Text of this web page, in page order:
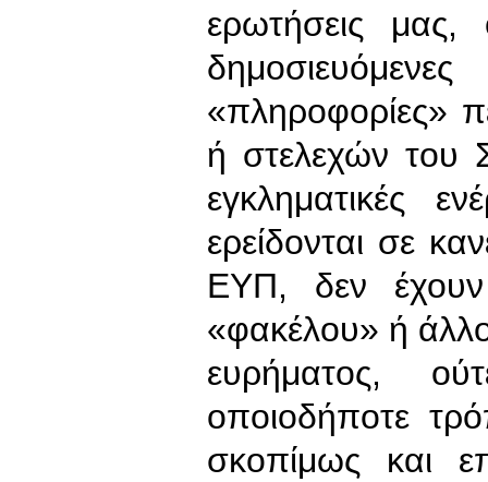
ερωτήσεις μας,
«πληροφορίες»
ή στελεχών του
εγκληματικές
ερείδονται σε
ΕΥΠ, δεν έχουν
«φακέλου» ή
ευρήματος,
οποιοδήποτε
σκοπίμως και